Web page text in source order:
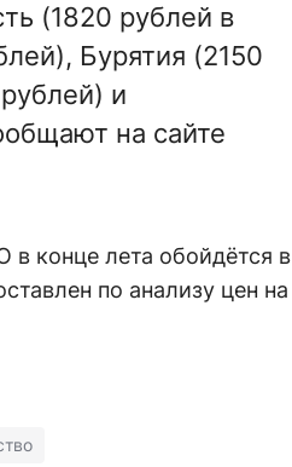
(1820 рублей в
Бурятия (2150
и
на сайте
конце лета обойдётся в
по анализу цен на